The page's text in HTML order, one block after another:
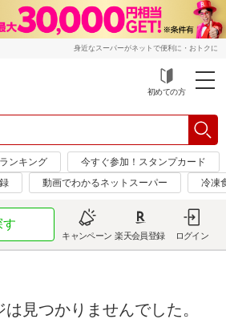
身近なスーパーがネットで便利に・おトクに
初めての方
ランキング
今すぐ参加！スタンプカード
動画でわかるネットスーパー 冷凍
す
キャンペーン 楽天会員登録 ログイン
見つかりませんでした。